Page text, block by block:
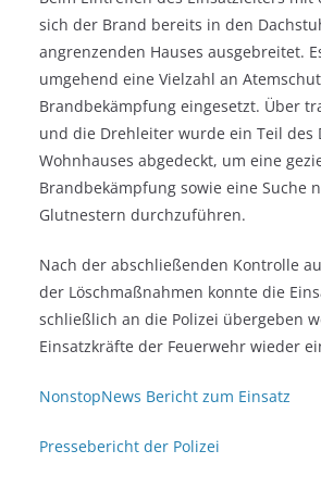
sich der Brand bereits in den
angrenzenden Hauses ausgebreitet.
umgehend eine Vielzahl an
Brandbekämpfung eingesetzt. Über
und die Drehleiter wurde ein Teil des
Wohnhauses abgedeckt, um eine
Brandbekämpfung sowie eine Suche
Glutnestern durchzuführen.
Nach der abschließenden Kontrolle
der Löschmaßnahmen konnte die
schließlich an die Polizei übergeben
Einsatzkräfte der Feuerwehr wieder
NonstopNews Bericht zum Einsatz
Pressebericht der Polizei